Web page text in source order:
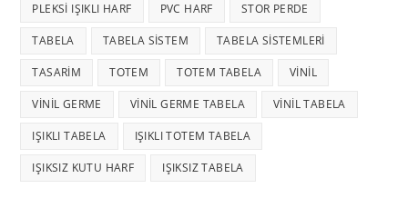
PLEKSI IŞIKLI HARF PVC HARF STOR PERDE
TABELA TABELA SISTEM TABELA SISTEMLERI
TASARIM TOTEM TOTEM TABELA VINIL
VINIL GERME VINIL GERME TABELA VINIL TABELA
IŞIKLI TABELA IŞIKLI TOTEM TABELA
IŞIKSIZ KUTU HARF IŞIKSIZ TABELA